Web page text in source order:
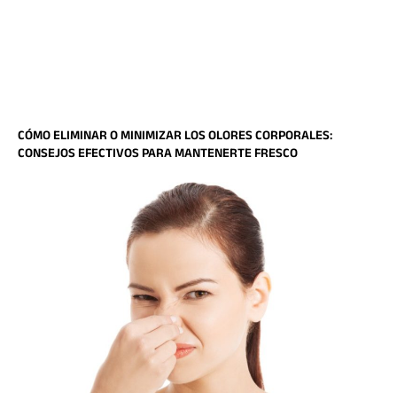
CÓMO ELIMINAR O MINIMIZAR LOS OLORES CORPORALES:
CONSEJOS EFECTIVOS PARA MANTENERTE FRESCO